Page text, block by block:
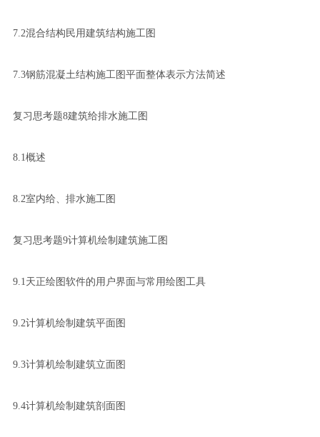
7.2混合结构民用建筑结构施工图
7.3钢筋混凝土结构施工图平面整体表示方法简述
复习思考题8建筑给排水施工图
8.1概述
8.2室内给、排水施工图
复习思考题9计算机绘制建筑施工图
9.1天正绘图软件的用户界面与常用绘图工具
9.2计算机绘制建筑平面图
9.3计算机绘制建筑立面图
9.4计算机绘制建筑剖面图